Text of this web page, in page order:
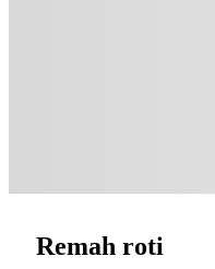
Remah roti